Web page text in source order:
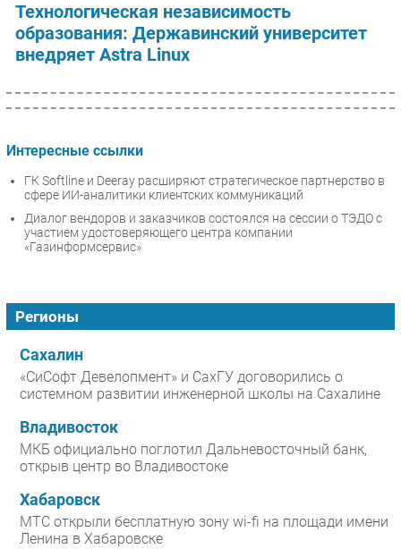
Технологическая независимость
образования: Державинский университет
внедряет Astra Linux
Интересные ссылки
ГК Softline и Deeray расширяют стратегическое партнерство в
сфере ИИ-аналитики клиентских коммуникаций
Диалог вендоров и заказчиков состоялся на сессии о ТЭДО с
участием удостоверяющего центра компании
«Газинформсервис»
Регионы
Сахалин
«СиСофт Девелопмент» и СахГУ договорились о
системном развитии инженерной школы на Сахалине
Владивосток
МКБ официально поглотил Дальневосточный банк,
открыв центр во Владивостоке
Хабаровск
МТС открыли бесплатную зону wi-fi на площади имени
Ленина в Хабаровске